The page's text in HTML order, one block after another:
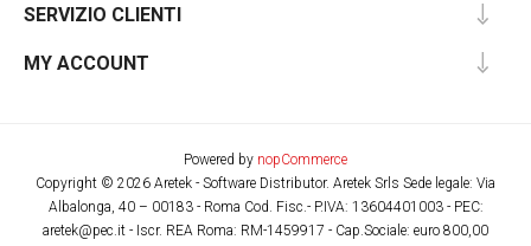
SERVIZIO CLIENTI
MY ACCOUNT
Powered by nopCommerce
Copyright © 2026 Aretek - Software Distributor. Aretek Srls Sede legale: Via
Albalonga, 40 – 00183 - Roma Cod. Fisc.- P.IVA: 13604401003 - PEC:
aretek@pec.it - Iscr. REA Roma: RM-1459917 - Cap.Sociale: euro 800,00